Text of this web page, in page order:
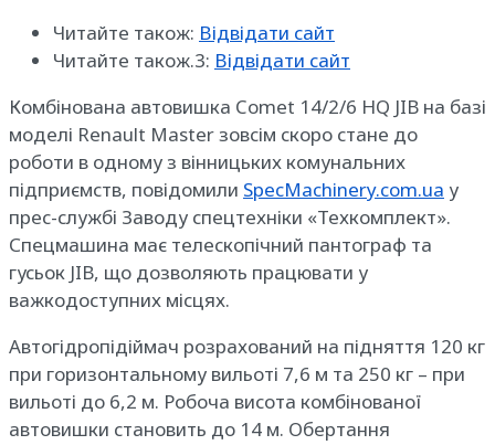
Читайте також: Відвідати сайт
Читайте також.3: Відвідати сайт
Комбінована автовишка Comet 14/2/6 HQ JIB на базі
моделі Renault Master зовсім скоро стане до
роботи в одному з вінницьких комунальних
підприємств, повідомили SpecMachinery.com.ua у
прес-службі Заводу спецтехніки «Техкомплект».
Спецмашина має телескопічний пантограф та
гусьок JIB, що дозволяють працювати у
важкодоступних місцях.
Автогідропідіймач розрахований на підняття 120 кг
при горизонтальному вильоті 7,6 м та 250 кг – при
вильоті до 6,2 м. Робоча висота комбінованої
автовишки становить до 14 м. Обертання